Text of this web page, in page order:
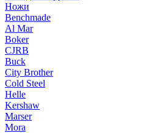
Ножи
Benchmade
Al Mar
Boker
CJRB
Buck
City Brother
Cold Steel
Helle
Kershaw
Marser
Mora